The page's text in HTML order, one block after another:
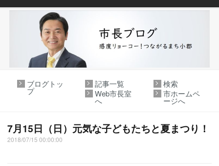
ブログトッ
プ
記事一覧
検索
Web市長室
へ
市ホームペ
ージへ
7月15日（日）元気な子どもたちと夏まつり！
2018/07/15 00:00:00